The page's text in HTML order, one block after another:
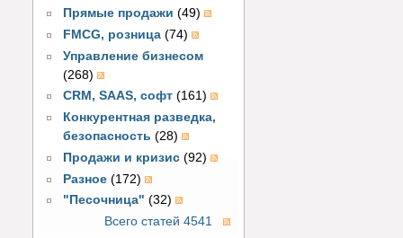
Прямые продажи (49)
FMCG, розница (74)
Управление бизнесом
(268)
CRM, SAAS, софт (161)
Конкурентная разведка,
безопасность (28)
Продажи и кризис (92)
Разное (172)
"Песочница" (32)
Всего статей 4541